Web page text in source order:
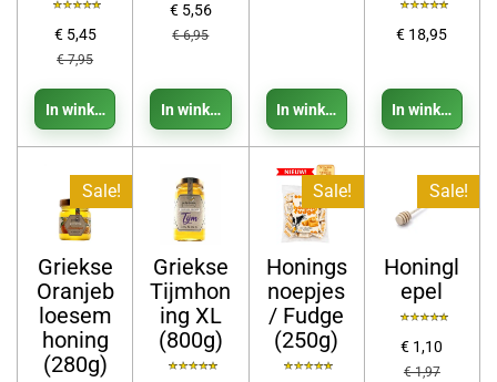
€ 5,45
€ 7,95
In winkelwagen
€ 5,56
€ 6,95
In winkelwagen In winkelwagen
€ 18,95
In
Sale!
Griekse
Oranjeb
loesem
honing
(280g)
Griekse
Tijmhon
ing XL
(800g)
Sale!
Honings
noepjes
/ Fudge
(250g)
Sale!
Honingl
epel
€ 1,10
€ 1,97